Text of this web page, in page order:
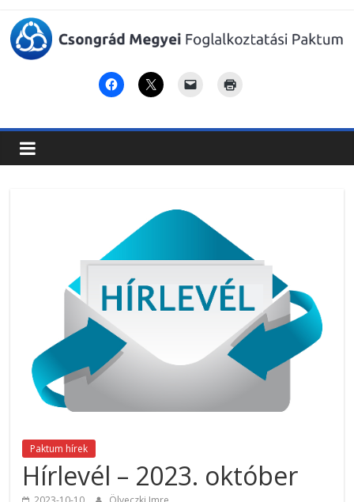
Csongrád
Megyei
Foglalkoztatási
Paktum hírek
Hírlevél – 2023. október